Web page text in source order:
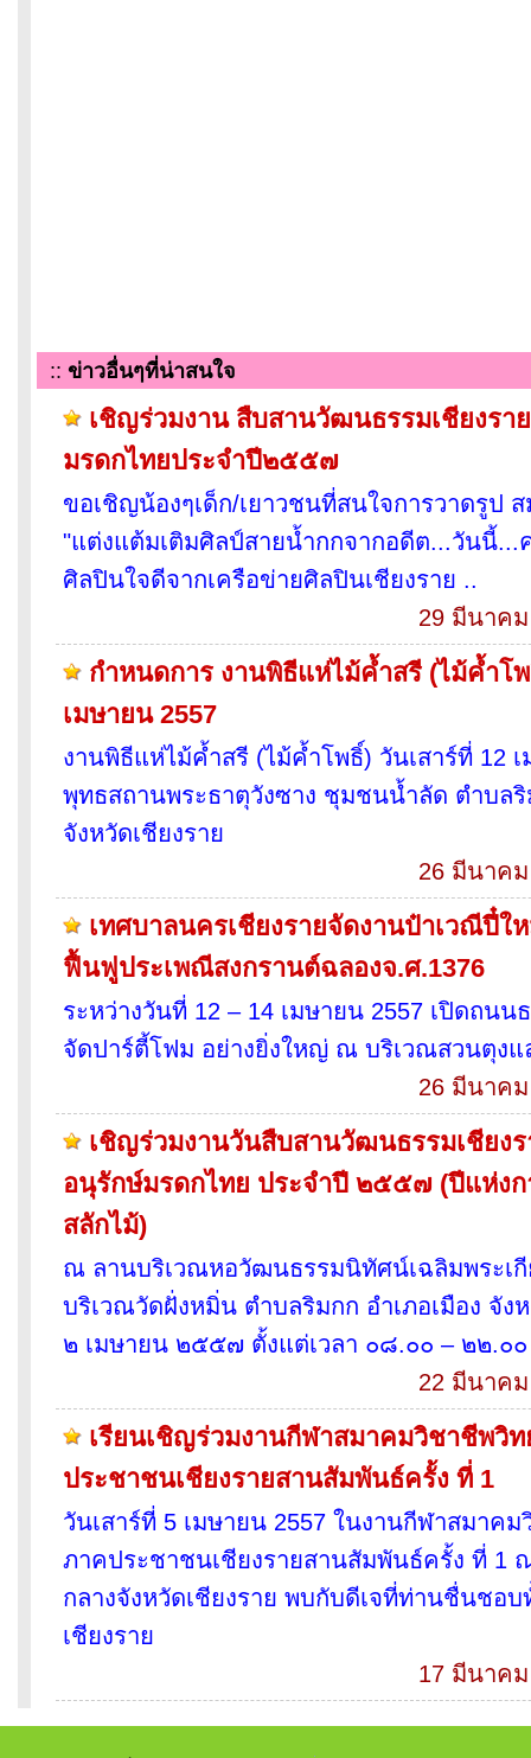
:: ข่าวอื่นๆที่น่าสนใจ
เชิญร่วมงาน สืบสานวัฒนธรรมเชียงรา
มรดกไทยประจำปี๒๕๕๗
ขอเชิญน้องๆเด็ก/เยาวชนที่สนใจการวาดรูป
"แต่งแต้มเติมศิลป์สายน้ำกกจากอดีต...วันนี้...
ศิลปินใจดีจากเครือข่ายศิลปินเชียงราย ..
29 มีนาคม
กำหนดการ งานพิธีแห่ไม้ค้ำสรี (ไม้ค้ำโ
เมษายน 2557
งานพิธีแห่ไม้ค้ำสรี (ไม้ค้ำโพธิ์) วันเสาร์ที่ 12
พุทธสถานพระธาตุวังซาง ชุมชนน้ำลัด ตำบลริ
จังหวัดเชียงราย
26 มีนาคม
เทศบาลนครเชียงรายจัดงานป๋าเวณีปี๋ใ
ฟื้นฟูประเพณีสงกรานต์ฉลองจ.ศ.1376
ระหว่างวันที่ 12 – 14 เมษายน 2557 เปิดถน
จัดปาร์ตี้โฟม อย่างยิ่งใหญ่ ณ บริเวณสวนตุงแ
26 มีนาคม
เชิญร่วมงานวันสืบสานวัฒนธรรมเชียงร
อนุรักษ์มรดกไทย ประจําปี ๒๕๕๗ (ปีแห่งก
สลักไม้)
ณ ลานบริเวณหอวัฒนธรรมนิทัศน์เฉลิมพระเ
บริเวณวัดฝั่งหมิ่น ตำบลริมกก อำเภอเมือง จัง
๒ เมษายน ๒๕๕๗ ตั้งแต่เวลา ๐๘.๐๐ – ๒๒.๐
22 มีนาคม
เรียนเชิญร่วมงานกีฬาสมาคมวิชาชีพวิ
ประชาชนเชียงรายสานสัมพันธ์ครั้ง ที่ 1
วันเสาร์ที่ 5 เมษายน 2557 ในงานกีฬาสมาค
ภาคประชาชนเชียงรายสานสัมพันธ์ครั้ง ที่ 1
กลางจังหวัดเชียงราย พบกับดีเจที่ท่านชื่นชอบ
เชียงราย
17 มีนาคม